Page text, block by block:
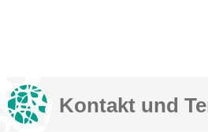
Kontakt und